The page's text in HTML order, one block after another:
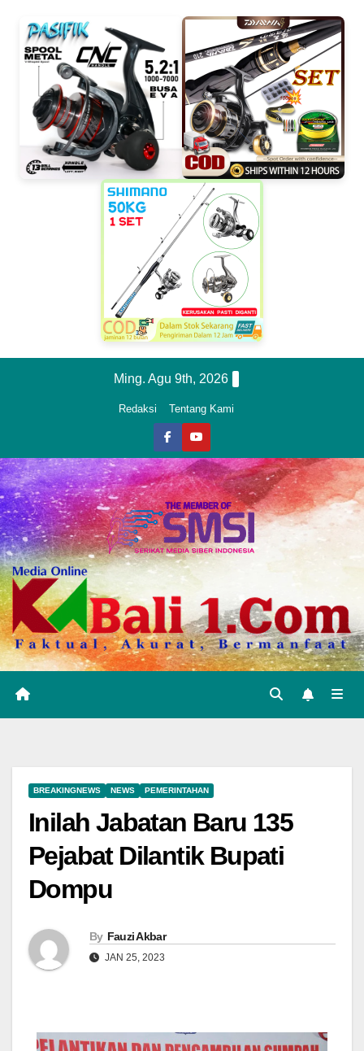
Ming. Agu 9th, 2026
Redaksi Tentang Kami
BREAKINGNEWS NEWS PEMERINTAHAN
Inilah Jabatan Baru 135
Pejabat Dilantik Bupati
Dompu
By Fauzi Akbar
JAN 25, 2023